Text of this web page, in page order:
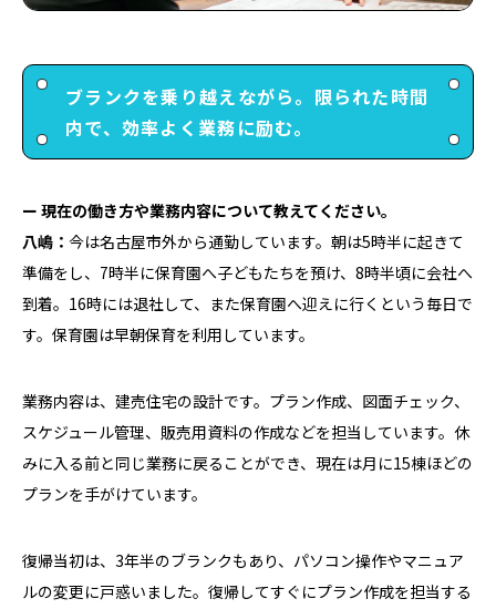
ブランクを乗り越えながら。限られた時間
内で、効率よく業務に励む。
ー 現在の働き方や業務内容について教えてください。
八嶋： 今は名古屋市外から通勤しています。朝は5時半に起きて
準備をし、7時半に保育園へ子どもたちを預け、8時半頃に会社へ
到着。16時には退社して、また保育園へ迎えに行くという毎日で
す。保育園は早朝保育を利用しています。
業務内容は、建売住宅の設計です。プラン作成、図面チェック、
スケジュール管理、販売用資料の作成などを担当しています。休
みに入る前と同じ業務に戻ることができ、現在は月に15棟ほどの
プランを手がけています。
復帰当初は、3年半のブランクもあり、パソコン操作やマニュア
ルの変更に戸惑いました。復帰してすぐにプラン作成を担当する